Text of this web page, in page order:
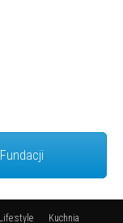
Life:style Kuchnia